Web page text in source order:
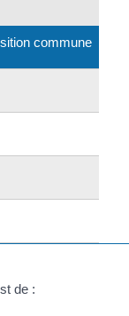
commune
de :